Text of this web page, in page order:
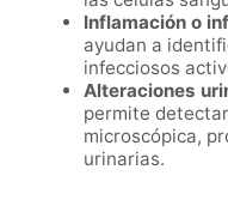
Inflamación o
ayudan a
infecciosos
Alteraciones
permite
microscópica,
urinarias.